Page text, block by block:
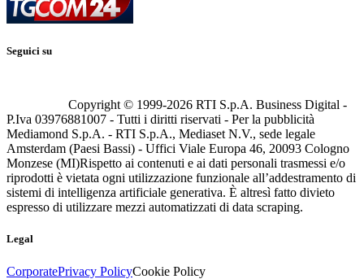
Seguici su
Copyright © 1999-2026 RTI S.p.A. Business Digital -
P.Iva 03976881007 - Tutti i diritti riservati - Per la pubblicità
Mediamond S.p.A. - RTI S.p.A., Mediaset N.V., sede legale
Amsterdam (Paesi Bassi) - Uffici Viale Europa 46, 20093 Cologno
Monzese (MI)Rispetto ai contenuti e ai dati personali trasmessi e/o
riprodotti è vietata ogni utilizzazione funzionale all’addestramento di
sistemi di intelligenza artificiale generativa. È altresì fatto divieto
espresso di utilizzare mezzi automatizzati di data scraping.
Legal
CorporatePrivacy PolicyCookie Policy